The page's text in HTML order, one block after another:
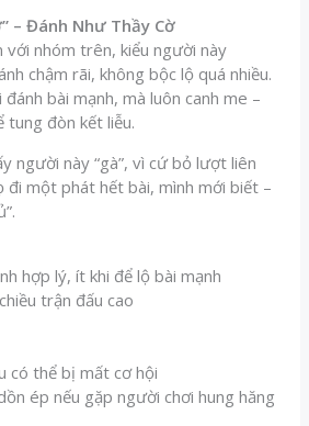
– Đánh Như Thầy Cờ
với nhóm trên, kiểu người này
chậm rãi, không bộc lộ quá nhiều.
bài mạnh, mà luôn canh me –
tung đòn kết liễu.
người này “gà”, vì cứ bỏ lượt liên
đi một phát hết bài, mình mới biết –
hợp lý, ít khi để lộ bài mạnh
trận đấu cao
có thể bị mất cơ hội
ép nếu gặp người chơi hung hăng